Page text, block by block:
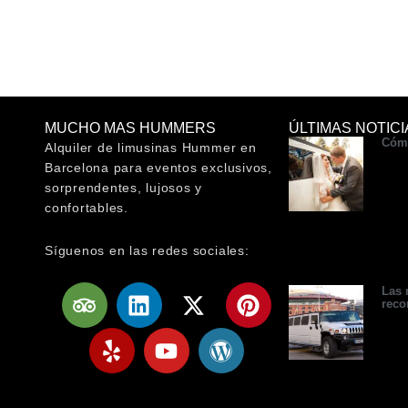
MUCHO MAS HUMMERS
Alquiler de limusinas Hummer en
Barcelona para eventos exclusivos,
sorprendentes, lujosos y
confortables.
Síguenos en las redes sociales:
T
r
p
L
i
n
k
X
-
t
w
P
i
Y
e
l
p
u
t
W
o
r
d
ÚLTIMAS
Las